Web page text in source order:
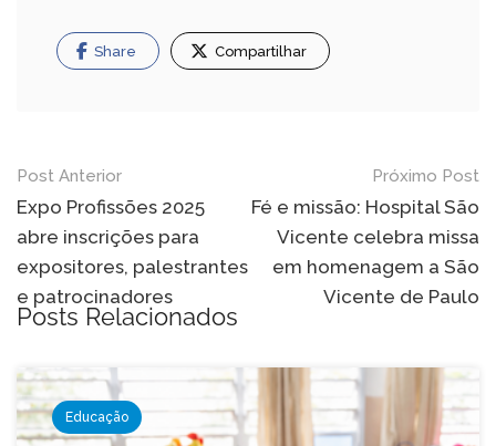
Share Compartilhar
Navegação
de
Post
Post Anterior
Expo Profissões 2025
abre inscrições para
expositores, palestrantes
e patrocinadores
Próximo Post
Fé e missão: Hospital São
Vicente celebra missa
em homenagem a São
Vicente de Paulo
Posts Relacionados
Educação